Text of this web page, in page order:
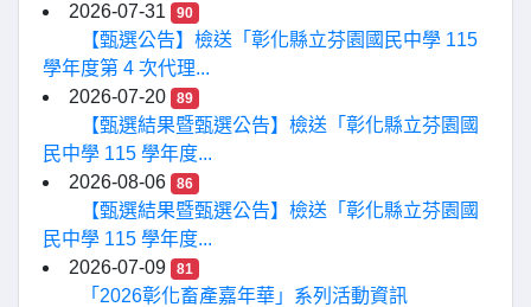
2026-07-31
90
【甄選公告】檢送「彰化縣立芬園國民中學 115
學年度第 4 次代理...
2026-07-20
89
【甄選結果暨甄選公告】檢送「彰化縣立芬園國
民中學 115 學年度...
2026-08-06
86
【甄選結果暨甄選公告】檢送「彰化縣立芬園國
民中學 115 學年度...
2026-07-09
81
「2026彰化畜產嘉年華」系列活動資訊